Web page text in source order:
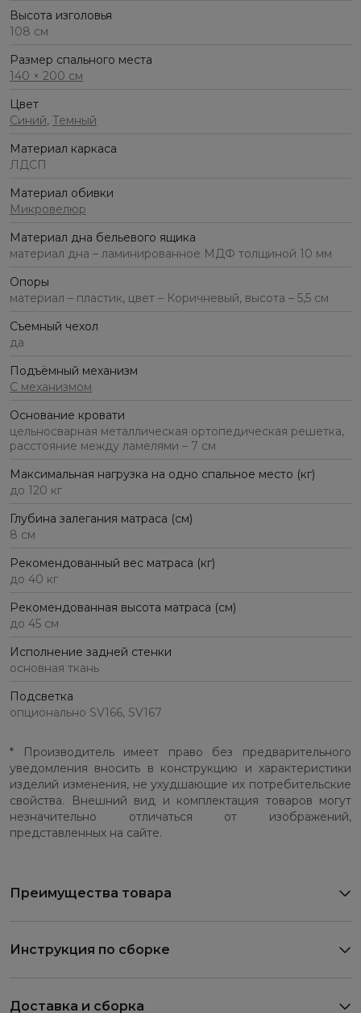
Высота изголовья
108 см
Размер спального места
140 × 200 см
Цвет
Синий, Темный
Материал каркаса
ЛДСП
Материал обивки
Микровелюр
Материал дна бельевого ящика
материал дна – ламинированное МДФ толщиной 10 мм
Опоры
материал – пластик, цвет – Коричневый, высота – 5,5 см
Съемный чехол
да
Подъёмный механизм
С механизмом
Основание кровати
цельносварная металлическая ортопедическая решетка,
расстояние между ламелями – 7 см
Максимальная нагрузка на одно спальное место (кг)
до 120 кг
Глубина залегания матраса (см)
8 см
Рекомендованный вес матраса (кг)
до 40 кг
Рекомендованная высота матраса (см)
до 45 см
Исполнение задней стенки
основная ткань
Подсветка
опционально SV166, SV167
* Производитель имеет право без предварительного
уведомления вносить в конструкцию и характеристики
изделий изменения, не ухудшающие их потребительские
свойства. Внешний вид и комплектация товаров могут
незначительно отличаться от изображений,
представленных на сайте.
Преимущества товара
Инструкция по сборке
Доставка и сборка